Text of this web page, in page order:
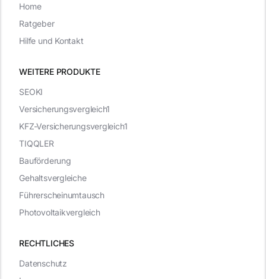
WEITERE PRODUKTE
RECHTLICHES
Datenschutz
SEOKI
Versicherungsvergleich1
KFZ-Versicherungsvergleich1
TIQQLER
Bauförderung
Gehaltsvergleiche
Führerscheinumtausch
Photovoltaikvergleich
Home
Ratgeber
Hilfe und Kontakt